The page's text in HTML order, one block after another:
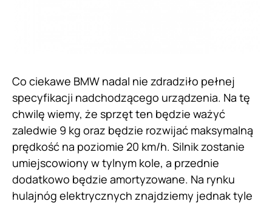
Co ciekawe BMW nadal nie zdradziło pełnej
specyfikacji nadchodzącego urządzenia. Na tę
chwilę wiemy, że sprzęt ten będzie ważyć
zaledwie 9 kg oraz będzie rozwijać maksymalną
prędkość na poziomie 20 km/h. Silnik zostanie
umiejscowiony w tylnym kole, a przednie
dodatkowo będzie amortyzowane. Na rynku
hulajnóg elektrycznych znajdziemy jednak tyle